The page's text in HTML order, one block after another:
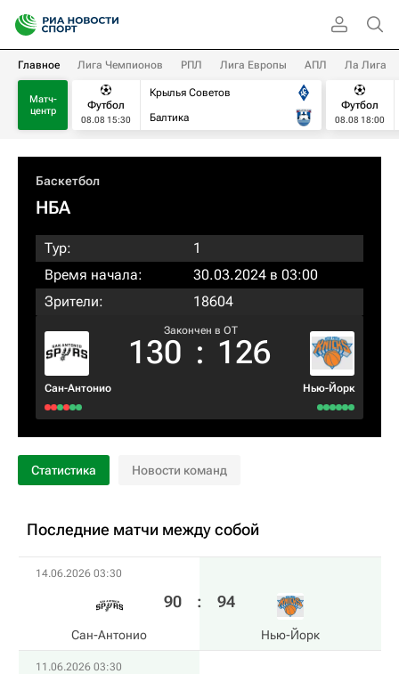
Главное Лига Чемпионов РПЛ Лига Европы АПЛ Ла Лига
Матч-
центр
Футбол
08.08 15:30
Крылья Советов
Балтика
Футбол
08.08 18:00
Баскетбол
НБА
Тур:
1
Время начала:
30.03.2024 в 03:00
Зрители:
18604
Сан-Антонио
Закончен в OT
130 : 126
Нью-Йорк
Статистика Новости команд
Последние матчи между собой
14.06.2026 03:30
Сан-Антонио
90 : 94
Нью-Йорк
11.06.2026 03:30